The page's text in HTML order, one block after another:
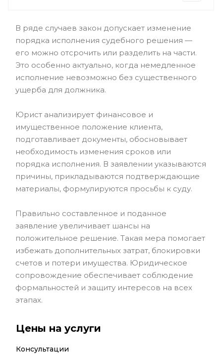
В ряде случаев закон допускает изменение
порядка исполнения судебного решения —
его можно отсрочить или разделить на части.
Это особенно актуально, когда немедленное
исполнение невозможно без существенного
ущерба для должника.
Юрист анализирует финансовое и
имущественное положение клиента,
подготавливает документы, обосновывает
необходимость изменения сроков или
порядка исполнения. В заявлении указываются
причины, прикладываются подтверждающие
материалы, формулируются просьбы к суду.
Правильно составленное и поданное
заявление увеличивает шансы на
положительное решение. Такая мера помогает
избежать дополнительных затрат, блокировки
счетов и потери имущества. Юридическое
сопровождение обеспечивает соблюдение
формальностей и защиту интересов на всех
этапах.
Цены на услуги
Консультации